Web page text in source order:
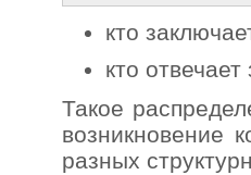
кто
кто
Такое
возникновение
разных